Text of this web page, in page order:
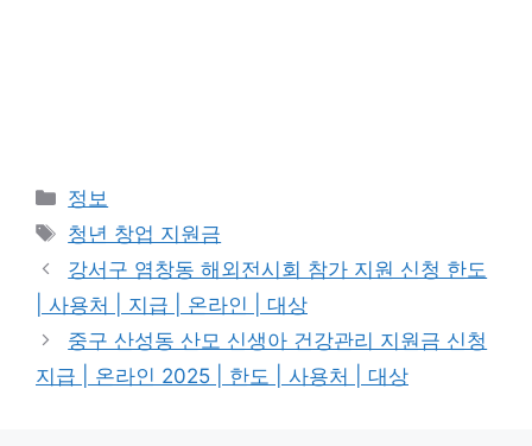
카
테
고
리
정보
태
그
청년 창업 지원금
강서구 염창동 해외전시회 참가 지원 신청 한도
| 사용처 | 지급 | 온라인 | 대상
중구 산성동 산모 신생아 건강관리 지원금 신청
지급 | 온라인 2025 | 한도 | 사용처 | 대상